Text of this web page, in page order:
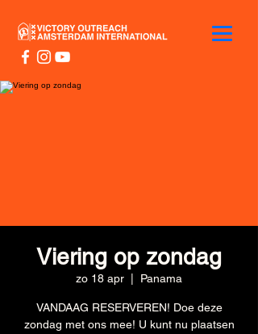
Viering op zondag
zo 18 apr Panama
VANDAAG RESERVEREN! Doe deze
zondag met ons mee! U kunt nu plaatsen